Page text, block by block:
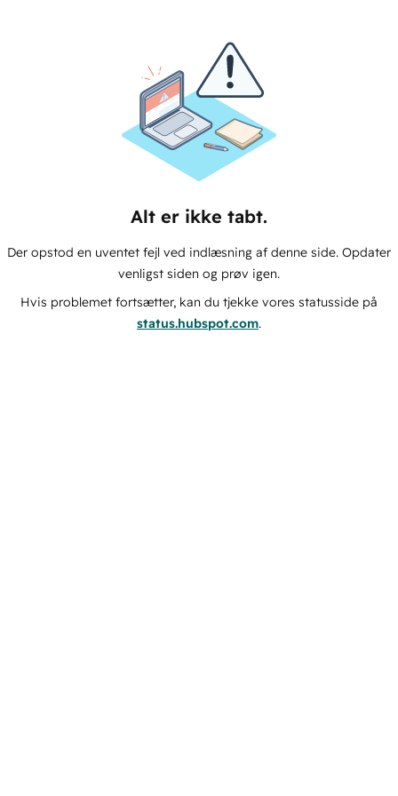
Alt er ikke tabt.
Der opstod en uventet fejl ved indlæsning af denne side. Opdater
venligst siden og prøv igen.
Hvis problemet fortsætter, kan du tjekke vores statusside på
status.hubspot.com.